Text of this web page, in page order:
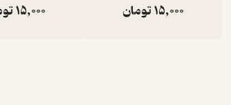
15,000تومان 15,000